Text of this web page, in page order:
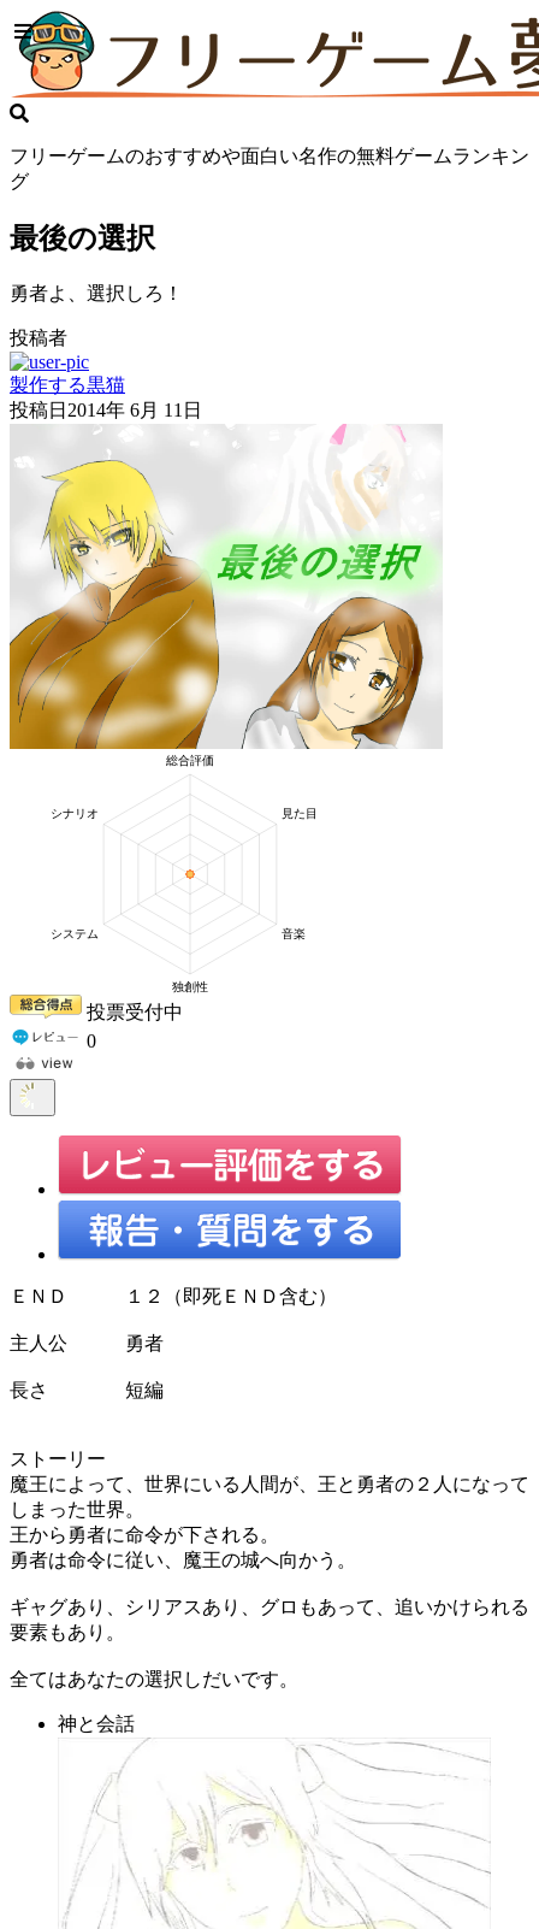
フリーゲームのおすすめや面白い名作の無料ゲームランキン
グ
最後の選択
勇者よ、選択しろ！
投稿者
製作する黒猫
投稿日 2014年 6月 11日
投票受付中
0
ＥＮＤ １２（即死ＥＮＤ含む）
主人公 勇者
長さ 短編
ストーリー
魔王によって、世界にいる人間が、王と勇者の２人になって
しまった世界。
王から勇者に命令が下される。
勇者は命令に従い、魔王の城へ向かう。
ギャグあり、シリアスあり、グロもあって、追いかけられる
要素もあり。
全てはあなたの選択しだいです。
神と会話